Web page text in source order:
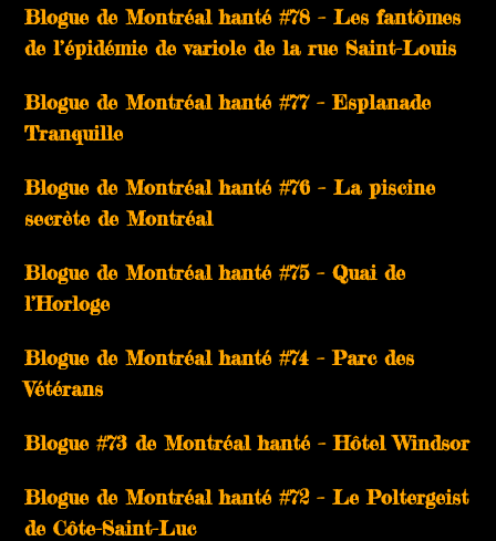
Blogue de Montréal hanté #78 – Les fantômes
de l’épidémie de variole de la rue Saint-Louis
Blogue de Montréal hanté #77 – Esplanade
Tranquille
Blogue de Montréal hanté #76 – La piscine
secrète de Montréal
Blogue de Montréal hanté #75 – Quai de
l’Horloge
Blogue de Montréal hanté #74 – Parc des
Vétérans
Blogue #73 de Montréal hanté – Hôtel Windsor
Blogue de Montréal hanté #72 – Le Poltergeist
de Côte-Saint-Luc